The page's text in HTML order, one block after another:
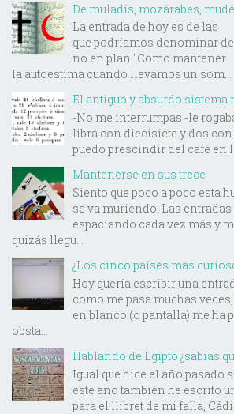
De muladís, mozárabes,
La entrada de hoy es de las
que podríamos denominar
no en plan "Como mantener
la autoestima cuando llevamos un som...
El antiguo y absurdo
-No me interrumpas -le
libra con diecisiete y dos
puedo prescindir del café en
Mantenerse en sus trece
Siento que poco a poco esta
se va muriendo. Las entradas
espaciando cada vez más y
quizás llegu...
¿Los cinco países mas
Hoy quería escribir una
como me pasa muchas
en blanco (o pantalla) me ha
obsta...
Hablando de Egipto ¿sabias
Igual que hice el año pasado
este año también he escrito
para el llibret de mi falla,